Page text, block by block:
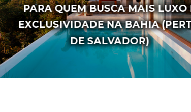
ESCRITORA VANESSA BRUNT